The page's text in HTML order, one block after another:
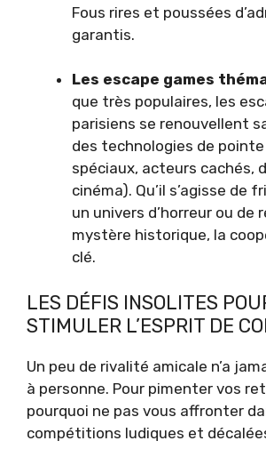
Fous rires et poussées
garantis.
Les escape games
que très populaires, les
parisiens se renouvellent
des technologies de
spéciaux, acteurs cachés,
cinéma). Qu’il s’agisse de
un univers d’horreur ou de
mystère historique, la
clé.
LES DÉFIS INSOLITES
STIMULER L’ESPRIT DE
Un peu de rivalité amicale n’a
à personne. Pour pimenter vos
pourquoi ne pas vous affronter
compétitions ludiques et